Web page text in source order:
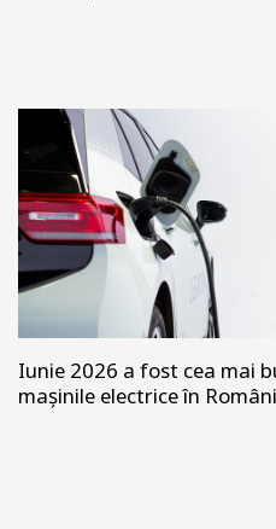
Iunie 2026 a fost cea mai
mașinile electrice în